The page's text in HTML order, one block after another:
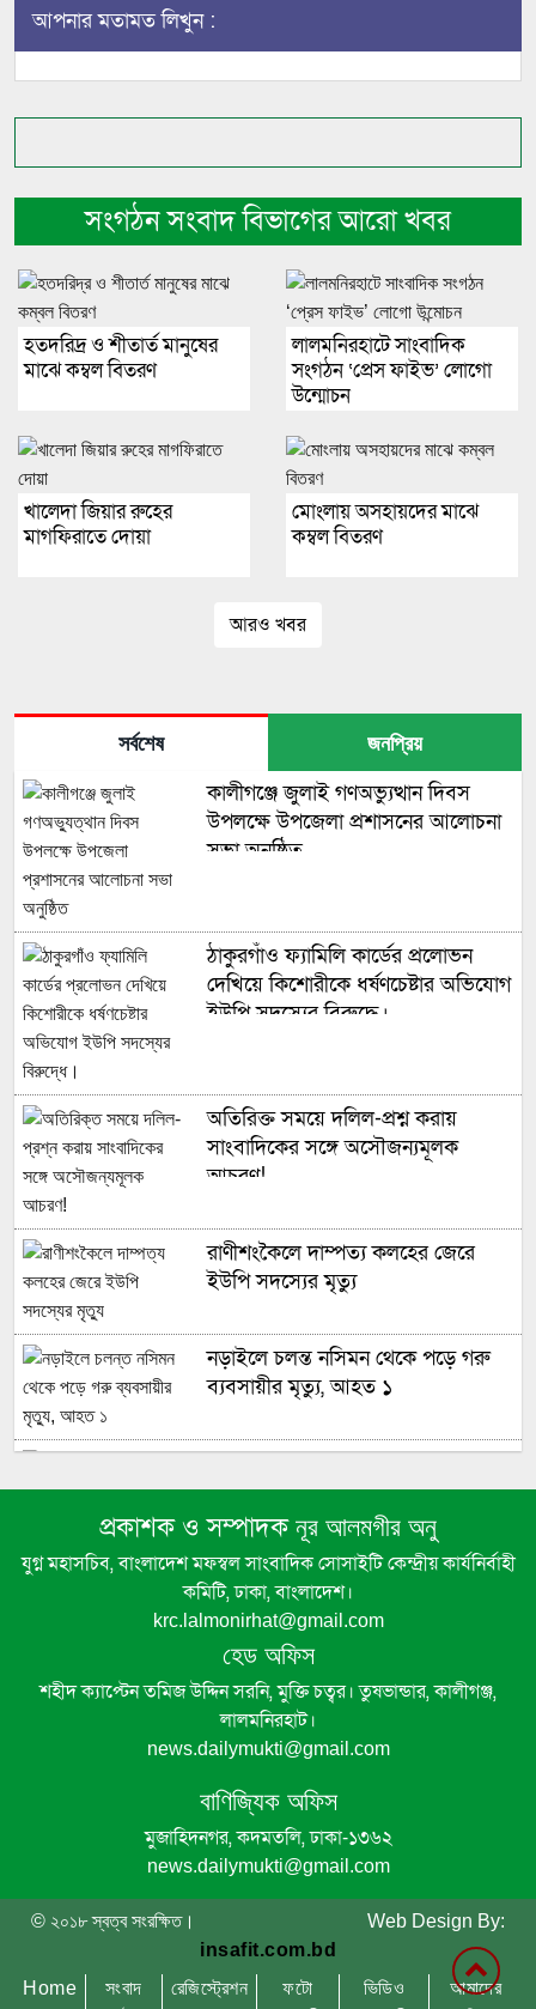
আপনার মতামত লিখুন :
সংগঠন সংবাদ বিভাগের আরো খবর
হতদরিদ্র ও শীতার্ত মানুষের
মাঝে কম্বল বিতরণ
লালমনিরহাটে সাংবাদিক
সংগঠন ‘প্রেস ফাইভ’ লোগো
উন্মোচন
খালেদা জিয়ার রুহের
মাগফিরাতে দোয়া
মোংলায় অসহায়দের মাঝে
কম্বল বিতরণ
আরও খবর
সর্বশেষ জনপ্রিয়
কালীগঞ্জে জুলাই গণঅভ্যুত্থান দিবস
উপলক্ষে উপজেলা প্রশাসনের আলোচনা
সভা অনুষ্ঠিত
ঠাকুরগাঁও ফ্যামিলি কার্ডের প্রলোভন
দেখিয়ে কিশোরীকে ধর্ষণচেষ্টার অভিযোগ
ইউপি সদস্যের বিরুদ্ধে।
অতিরিক্ত সময়ে দলিল-প্রশ্ন করায়
সাংবাদিকের সঙ্গে অসৌজন্যমূলক
আচরণ!
রাণীশংকৈলে দাম্পত্য কলহের জেরে
ইউপি সদস্যের মৃত্যু
নড়াইলে চলন্ত নসিমন থেকে পড়ে গরু
ব্যবসায়ীর মৃত্যু, আহত ১
তাণ্ডব
ন্যানো-গবেষক ড. আহসানুল কায়সার
পেলেন ‘স্টার এক্সিলেন্স অ্যাওয়ার্ড’ ও
‘বিপিএ বেস্ট প্রফেশনাল অ্যাওয়ার্ড
নড়াইলে ইউপি সদস্যকে কুপিয়ে হত্যা
নড়াইলে পাঁচ বছরের শিশু ধর্ষনের ঘটনায়
অভিযুক্তকে পুলিশে সোপর্দ
কেশবপুরে কিশোরীকে ধর্ষণের অভিযোগে
গ্রেফতার ১
প্রকাশক ও সম্পাদকনূর আলমগীর অনু
যুগ্ন মহাসচিব, বাংলাদেশ মফস্বল সাংবাদিক সোসাইটি কেন্দ্রীয় কার্যনির্বাহী
কমিটি, ঢাকা, বাংলাদেশ।
krc.lalmonirhat@gmail.com
হেড অফিস
শহীদ ক্যাপ্টেন তমিজ উদ্দিন সরনি, মুক্তি চত্বর। তুষভান্ডার, কালীগঞ্জ,
লালমনিরহাট।
news.dailymukti@gmail.com
বাণিজ্যিক অফিস
মুজাহিদনগর, কদমতলি, ঢাকা-১৩৬২
news.dailymukti@gmail.com
© ২০১৮ স্বত্ব সংরক্ষিত। Web Design By:
insafit.com.bd
Home
সংবাদ
রেজিস্ট্রেশন
ফটো
ভিডিও
আমাদের